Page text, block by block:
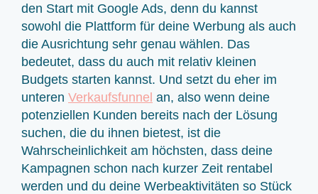
den Start mit Google Ads, denn du kannst
sowohl die Plattform für deine Werbung als auch
die Ausrichtung sehr genau wählen. Das
bedeutet, dass du auch mit relativ kleinen
Budgets starten kannst. Und setzt du eher im
unteren Verkaufsfunnel an, also wenn deine
potenziellen Kunden bereits nach der Lösung
suchen, die du ihnen bietest, ist die
Wahrscheinlichkeit am höchsten, dass deine
Kampagnen schon nach kurzer Zeit rentabel
werden und du deine Werbeaktivitäten so Stück